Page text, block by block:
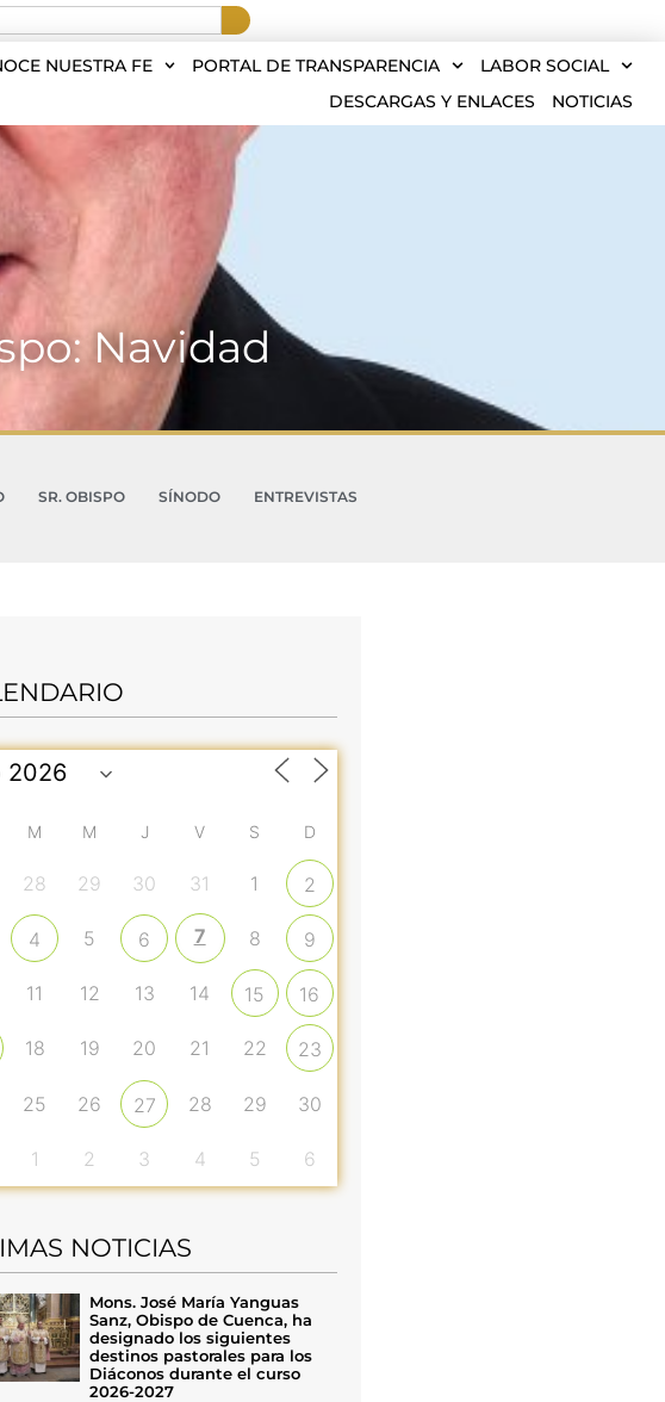
NUESTRA FE PORTAL DE TRANSPARENCIA
LABOR SOCIAL
DESCARGAS Y ENLACES
NOTICIAS
Navidad
SR. OBISPO SÍNODO
ENTREVISTAS
M M J V S D
28 29 30 31 1 2
4 5 6 7 8 9
11 12 13 14 15 16
18 19 20 21 22 23
25 26 27 28 29 30
1 2 3 4 5 6
NOTICIAS
Mons. José María Yanguas
Sanz, Obispo de Cuenca, ha
designado los siguientes
destinos pastorales para los
Diáconos durante el curso
2026-2027